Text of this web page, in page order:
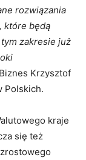
rozwiązania
które będą
zakresie już
Krzysztof
Polskich.
kraje
się też